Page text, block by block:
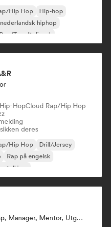
Hip Hop
Hip-hop
hiphop
Rap/Trap Italiensk
HopCloud Rap/Hip Hop
deres
Hip Hop
Drill/Jersey
Rap på engelsk
jazz
Booker, Plateselskap, Manager, Mentor, Utgiver